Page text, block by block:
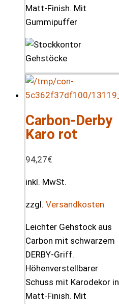
Matt-Finish. Mit
Gummipuffer
Carbon-Derby
Karo rot
94,27€
inkl. MwSt.
zzgl. Versandkosten
Leichter Gehstock aus
Carbon mit schwarzem
DERBY-Griff.
Höhenverstellbarer
Schuss mit Karodekor in
Matt-Finish. Mit